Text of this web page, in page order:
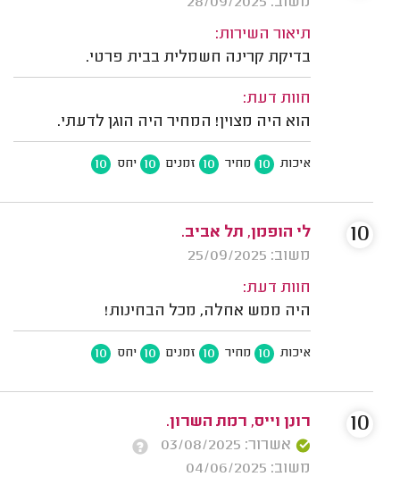
תיאור השירות:
בדיקת קרינה חשמלית בבית פרטי.
חוות דעת:
הוא היה מצוין! המחיר היה הוגן לדעתי.
איכות 10 מחיר 10 זמנים 10 יחס 10
לי הופמן, תל אביב.
משוב: 25/09/2025
חוות דעת:
היה ממש אחלה, מכל הבחינות!
איכות 10 מחיר 10 זמנים 10 יחס 10
10
רונן וייס, רמת השרון.
אשרור: 03/08/2025
משוב: 04/06/2025
10